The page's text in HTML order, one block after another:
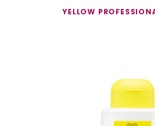
YELLOW